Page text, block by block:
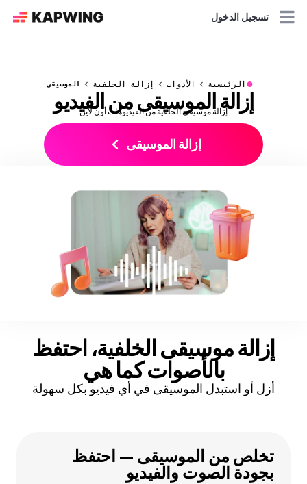
تسجيل الدخول
● الرئيسية الأدوات إزالة الخلفية الموسيقى
إزالة الموسيقى من الفيديو
إزالة موسيقى الخلفية من الفيديوهات أون لاين
إزالة الموسيقى
إزالة موسيقى الخلفية، احتفظ
بالأصوات كما هي
أزل أو استبدل الموسيقى في أي فيديو بكل سهولة
تخلص من الموسيقى — احتفظ
بجودة الصوت والفيديو